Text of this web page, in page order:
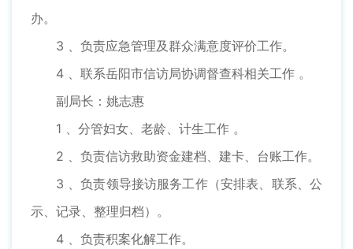
办。
3 、负责应急管理及群众满意度评价工作。
4 、联系岳阳市信访局协调督查科相关工作 。
副局长：姚志惠
1 、分管妇女、老龄、计生工作 。
2 、负责信访救助资金建档、建卡、台账工作。
3 、负责领导接访服务工作（安排表、联系、公
示、记录、整理归档）。
4 、负责积案化解工作。